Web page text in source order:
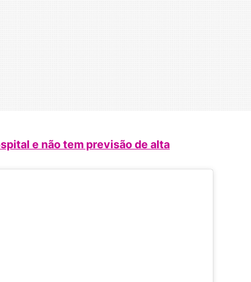
e não tem previsão de alta